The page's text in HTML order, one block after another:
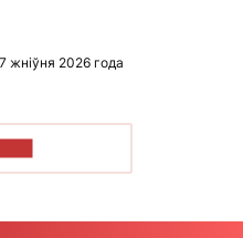
жніўня 2026 года